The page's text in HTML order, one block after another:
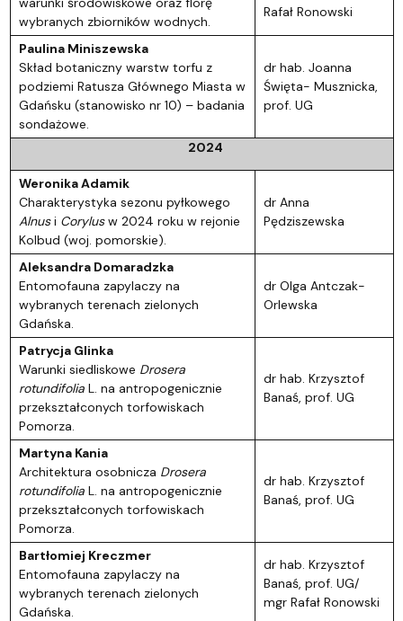
wybranych zbiorników wodnych.
Rafał Ronowski
Paulina Miniszewska
Skład botaniczny warstw torfu z
podziemi Ratusza Głównego Miasta w
Gdańsku (stanowisko nr 10) – badania
sondażowe.
dr hab. Joanna
Święta- Musznicka,
prof. UG
2024
Weronika Adamik
Charakterystyka sezonu pyłkowego
Alnusi Corylusw 2024 roku w rejonie
Kolbud (woj. pomorskie).
dr Anna
Pędziszewska
Aleksandra Domaradzka
Entomofauna zapylaczy na
wybranych terenach zielonych
Gdańska.
dr Olga Antczak-
Orlewska
Patrycja Glinka
Warunki siedliskowe Drosera
rotundifoliaL. na antropogenicznie
przekształconych torfowiskach
Pomorza.
dr hab. Krzysztof
Banaś, prof. UG
Martyna Kania
Architektura osobnicza Drosera
rotundifolia L. na antropogenicznie
przekształconych torfowiskach
Pomorza.
dr hab. Krzysztof
Banaś, prof. UG
Bartłomiej Kreczmer
Entomofauna zapylaczy na
wybranych terenach zielonych
Gdańska.
dr hab. Krzysztof
Banaś, prof. UG/
mgr Rafał Ronowski